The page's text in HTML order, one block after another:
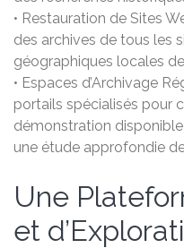
• Restauration de Sites
des archives de tous les
géographiques locales
• Espaces d’Archivage
portails spécialisés pour
démonstration
une étude approfondie
Une
et